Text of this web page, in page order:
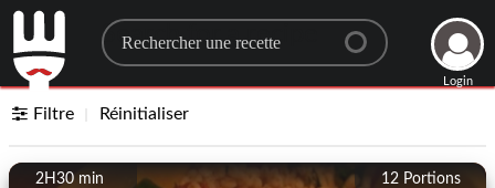
Search for a recipe
Login
Filtre Réinitialiser
12 Portions
2H30 min